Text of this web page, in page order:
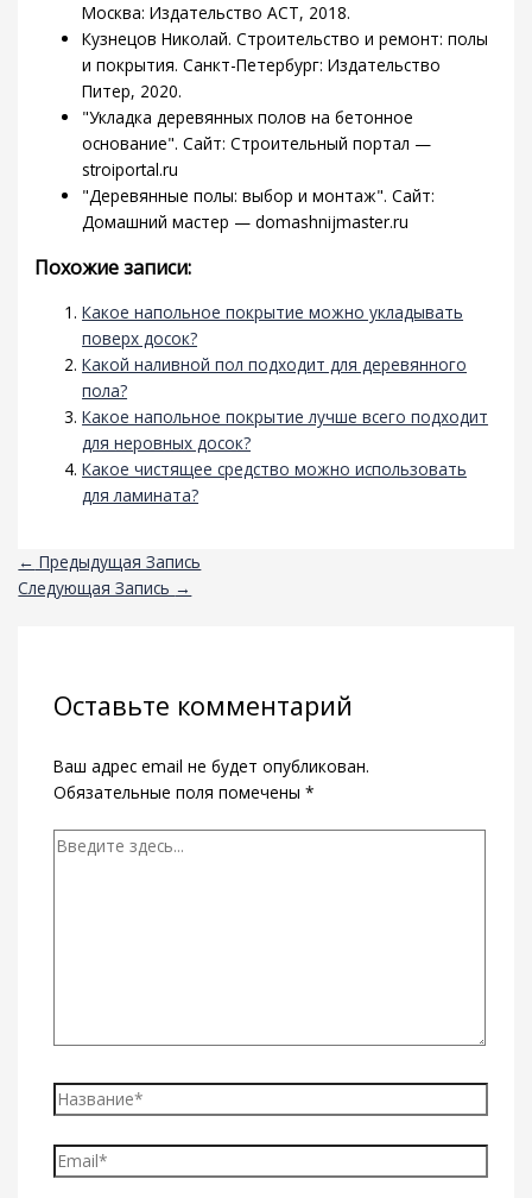
Москва: Издательство АСТ, 2018.
Кузнецов Николай. Строительство и ремонт: полы
и покрытия. Санкт-Петербург: Издательство
Питер, 2020.
"Укладка деревянных полов на бетонное
основание". Сайт: Строительный портал —
stroiportal.ru
"Деревянные полы: выбор и монтаж". Сайт:
Домашний мастер — domashnijmaster.ru
Похожие записи:
Какое напольное покрытие можно укладывать
поверх досок?
Какой наливной пол подходит для деревянного
пола?
Какое напольное покрытие лучше всего подходит
для неровных досок?
Какое чистящее средство можно использовать
для ламината?
← Предыдущая Запись
Следующая Запись →
Оставьте комментарий
Ваш адрес email не будет опубликован.
Обязательные поля помечены *
Введите
Название*
Email*